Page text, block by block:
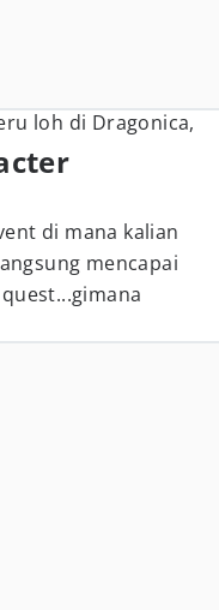
loh di Dragonica,
di mana kalian
mencapai